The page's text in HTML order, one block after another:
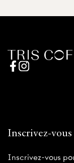
Inscrivez-
Inscrivez-vous